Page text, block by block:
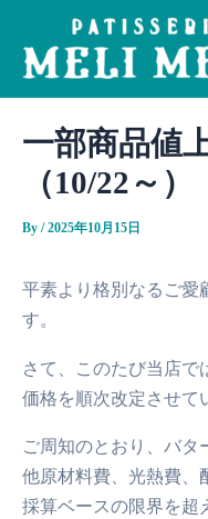
ス
一部商品値
（10/22～）
By /2025年10月15日
平素より格別なるご愛
す。
さて、このたび当店で
価格を順次改定させて
ご周知のとおり、バタ
他原材料費、光熱費、
採算ベースの限界を超